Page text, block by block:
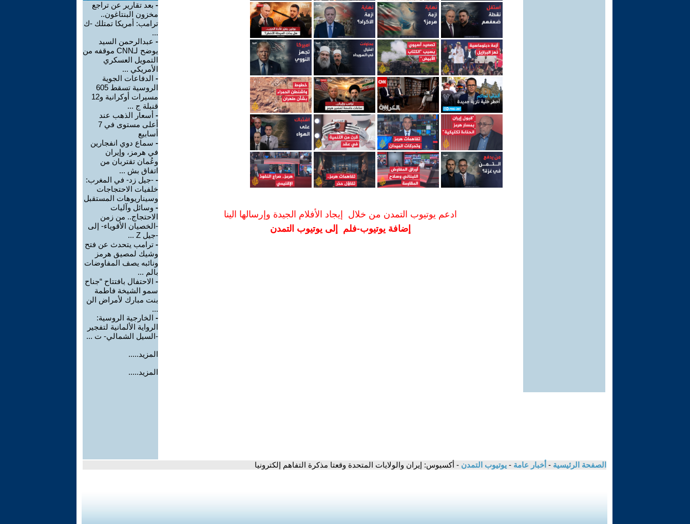
ادعم يوتيوب التمدن من خلال إيجاد الأفلام الجيدة وإرسالها الينا
إضافة يوتيوب-فلم إلى يوتيوب التمدن
- بعد تقارير عن تراجع
مخزون البنتاغون..
ترامب: أمريكا تمتلك -ك
...
- عبدالرحمن السيد
يوضح لـCNN موقفه من
التمويل العسكري
الأمريكي ...
- الدفاعات الجوية
الروسية تسقط 605
مسيرات أوكرانية و12
قنبلة ج ...
- أسعار الذهب عند
أعلى مستوى في 7
أسابيع
- سماع دوي انفجارين
في هرمز، وإيران
وعُمان تقتربان من
اتفاق بش ...
- -جيل زد- في المغرب:
خلفيات الاحتجاجات
وسيناريوهات المستقبل
- وسائل وآليات
الاحتجاج.. من زمن
-الخصيان الأقوياء- إلى
-جيل Z ...
- ترامب يتحدث عن فتح
وشيك لمصيق هرمز
ونائبه يصف المفاوضات
بالم ...
- الاحتفال بافتتاح “جناح
سمو الشيخة فاطمة
بنت مبارك لأمراض الن
...
- الخارجية الروسية:
الرواية الألمانية لتفجير
-السيل الشمالي- ت ...
المزيد.....
المزيد.....
الصفحة الرئيسية - أخبار عامة - يوتيوب التمدن - أكسيوس: إيران والولايات المتحدة وقعتا مذكرة التفاهم إلكترونيا